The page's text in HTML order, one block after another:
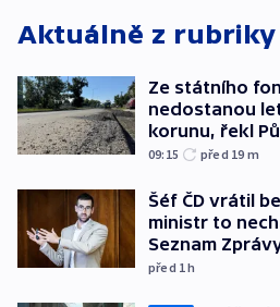
Aktuálně z rubriky
Ze státního
nedostanou
korunu, řekl
09:15 před 19 m
Šéf ČD vrátil
ministr to
Seznam
před 1h